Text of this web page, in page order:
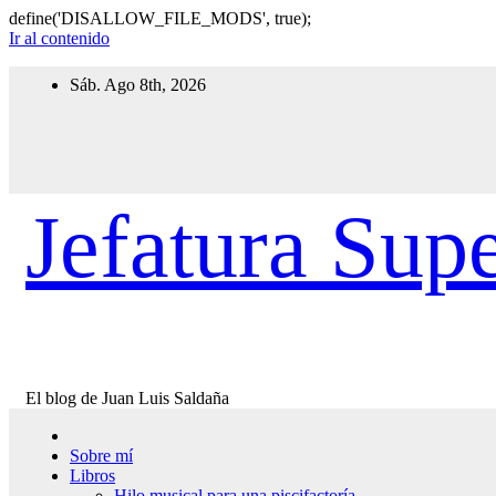
define('DISALLOW_FILE_MODS', true);
Ir al contenido
Sáb. Ago 8th, 2026
Jefatura
El blog de Juan Luis Saldaña
Sobre mí
Libros